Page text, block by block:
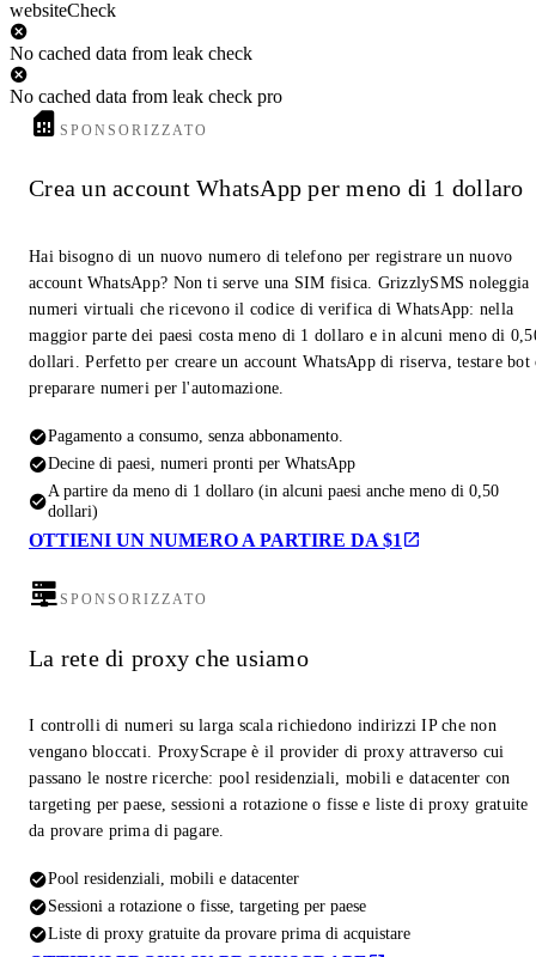
websiteCheck
No cached data from leak check
No cached data from leak check pro
SPONSORIZZATO
Crea un account WhatsApp per meno di 1 dollaro
Hai bisogno di un nuovo numero di telefono per registrare un nuovo
account WhatsApp? Non ti serve una SIM fisica. GrizzlySMS noleggia
numeri virtuali che ricevono il codice di verifica di WhatsApp: nella
maggior parte dei paesi costa meno di 1 dollaro e in alcuni meno di
dollari. Perfetto per creare un account WhatsApp di riserva, testare bot
preparare numeri per l'automazione.
Pagamento a consumo, senza abbonamento.
Decine di paesi, numeri pronti per WhatsApp
A partire da meno di 1 dollaro (in alcuni paesi anche meno di 0,50
dollari)
OTTIENI UN NUMERO A PARTIRE DA $1
SPONSORIZZATO
La rete di proxy che usiamo
I controlli di numeri su larga scala richiedono indirizzi IP che non
vengano bloccati. ProxyScrape è il provider di proxy attraverso cui
passano le nostre ricerche: pool residenziali, mobili e datacenter con
targeting per paese, sessioni a rotazione o fisse e liste di proxy gratuite
da provare prima di pagare.
Pool residenziali, mobili e datacenter
Sessioni a rotazione o fisse, targeting per paese
Liste di proxy gratuite da provare prima di acquistare